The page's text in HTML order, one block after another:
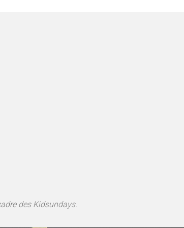
des Kidsundays.